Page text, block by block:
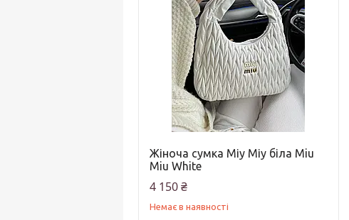
Жіноча сумка Міу Міу біла Miu
Miu White
4 150 ₴
Немає в наявності